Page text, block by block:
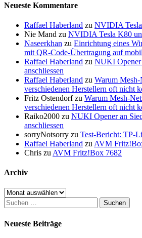
Neueste Kommentare
Raffael Haberland zu NVIDIA
Nie Mand zu NVIDIA Tesla K80
Naseerkhan zu Einrichtung eines
mit QR-Code-Übertragung auf
Raffael Haberland zu NUKI Opener
anschliessen
Raffael Haberland zu Warum
verschiedenen Herstellern oft nicht
Fritz Ostendorfzu Warum Mesh-
verschiedenen Herstellern oft nicht
Raiko2000 zu NUKI Opener an
anschliessen
sorryNotsorry zu Test-Bericht: TP-
Raffael Haberland zu AVM
Chris zu AVM Fritz!Box 7682
Archiv
Archiv
Suchen
nach:
Neueste Beiträge